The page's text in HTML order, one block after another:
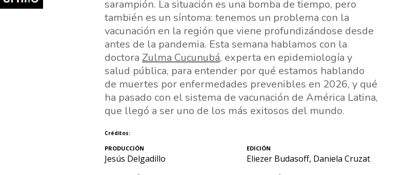
sarampión. La situación es una bomba de tiempo, pero
también es un síntoma: tenemos un problema con la
vacunación en la región que viene profundizándose desde
antes de la pandemia. Esta semana hablamos con la
doctora Zulma Cucunubá, experta en epidemiología y
salud pública, para entender por qué estamos hablando
de muertes por enfermedades prevenibles en 2026, y qué
ha pasado con el sistema de vacunación de América Latina,
que llegó a ser uno de los más exitosos del mundo.
Créditos:
PRODUCCIÓN
Jesús Delgadillo
EDICIÓN
Eliezer Budasoff, Daniela Cruzat